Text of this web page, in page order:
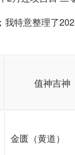
我特意整理了
值神吉神
金匮（黄道）